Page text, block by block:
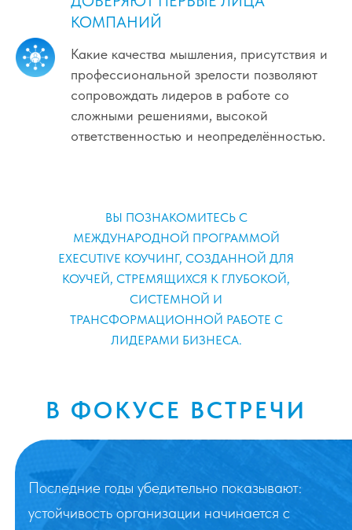
КОМПАНИЙ
Какие качества мышления, присутствия и
профессиональной зрелости позволяют
сопровождать лидеров в работе со
сложными решениями, высокой
ответственностью и неопределённостью.
ВЫ ПОЗНАКОМИТЕСЬ С
МЕЖДУНАРОДНОЙ ПРОГРАММОЙ
EXECUTIVE КОУЧИНГ, СОЗДАННОЙ ДЛЯ
КОУЧЕЙ, СТРЕМЯЩИХСЯ К ГЛУБОКОЙ,
СИСТЕМНОЙ И
ТРАНСФОРМАЦИОННОЙ РАБОТЕ С
ЛИДЕРАМИ БИЗНЕСА.
В ФОКУСЕ ВСТРЕЧИ
начинаются тогда, когда меняется качество
внимания, мышления и внутренней свободы
человека, принимающего решения.
лежит ценностно-ориентированный
Executive Coaching — подход, который
помогает лидерам сохранять ясность,
международной программе
Executive Coaching , MBA в мире коучинге,
созданной для тех, кто стремится к глубине
и системности в работе с запросами
бизнеса во периоды трансформации
лидера и команд.